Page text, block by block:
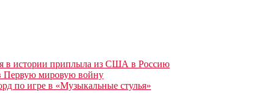
в истории приплыла из США в Россию
Первую мировую войну
по игре в «Музыкальные стулья»